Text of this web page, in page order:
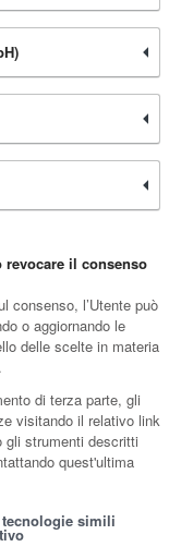
revocare il consenso
consenso, l’Utente può
o aggiornando le
delle scelte in materia
di terza parte, gli
visitando il relativo link
gli strumenti descritti
quest'ultima
simili